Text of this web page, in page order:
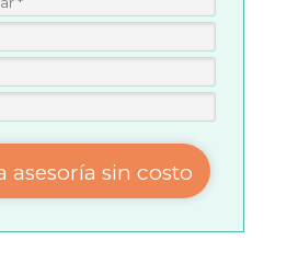
asesoría sin costo